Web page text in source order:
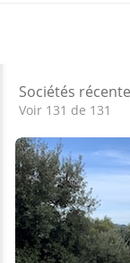
Sociétés
Voir 131 de 131